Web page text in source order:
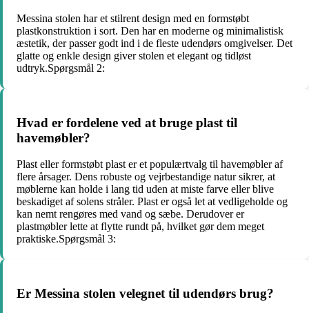
Messina stolen har et stilrent design med en formstøbt
plastkonstruktion i sort. Den har en moderne og minimalistisk
æstetik, der passer godt ind i de fleste udendørs omgivelser. Det
glatte og enkle design giver stolen et elegant og tidløst
udtryk.Spørgsmål 2:
Hvad er fordelene ved at bruge plast til
havemøbler?
Plast eller formstøbt plast er et populærtvalg til havemøbler af
flere årsager. Dens robuste og vejrbestandige natur sikrer, at
møblerne kan holde i lang tid uden at miste farve eller blive
beskadiget af solens stråler. Plast er også let at vedligeholde og
kan nemt rengøres med vand og sæbe. Derudover er
plastmøbler lette at flytte rundt på, hvilket gør dem meget
praktiske.Spørgsmål 3:
Er Messina stolen velegnet til udendørs brug?